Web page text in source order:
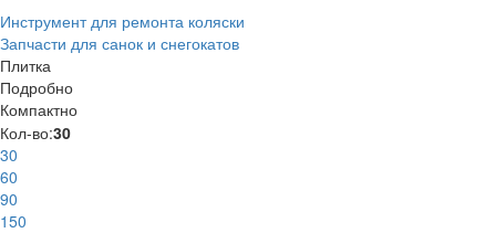
Инструмент для ремонта коляски
Запчасти для санок и снегокатов
Плитка
Подробно
Компактно
Кол-во:30
30
60
90
150